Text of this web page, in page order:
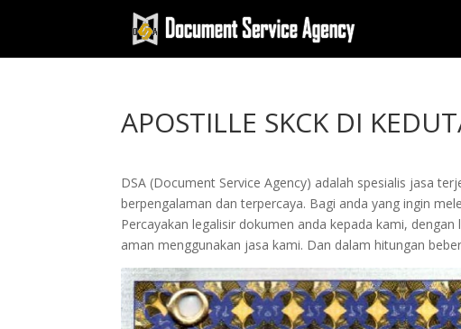
APOSTILLE SKCK DI
DSA (Document Service Agency) adalah spesialis jasa
berpengalaman dan terpercaya. Bagi anda yang ingin
Percayakan legalisir dokumen anda kepada kami,
aman menggunakan jasa kami. Dan dalam hitungan